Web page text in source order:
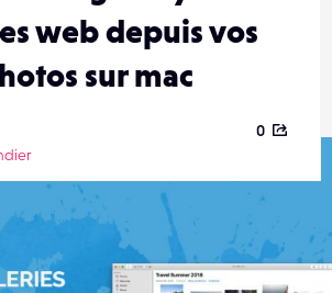
web depuis vos
sur mac
0